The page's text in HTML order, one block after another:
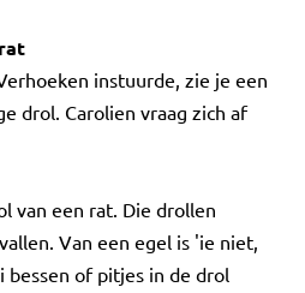
instuurde, zie je een
drol. Carolien vraag zich af
van een rat. Die drollen
Van een egel is 'ie niet,
of pitjes in de drol